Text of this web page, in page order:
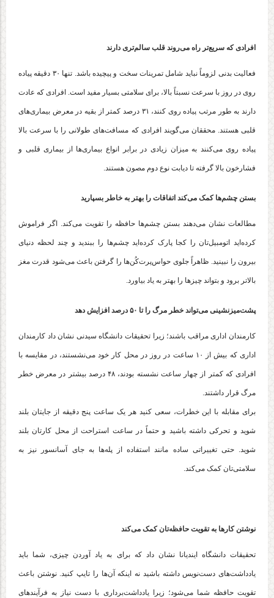
افرادی که سریع‌تر راه می‌روند قلب سالم‌تری دارند
فعالیت بدنی لزوماً نباید شامل تمرینات سخت و پیچیده باشد. تنها ۳۰ دقیقه پیاده
روی در روز با سرعت نسبتاً بالا، برای سلامتی بسیار مفید است. افرادی که عادت
دارند به طور مرتب پیاده روی کنند، ۳۱ درصد کمتر از بقیه در معرض بیماری‌های
قلبی هستند. محققان می‌گویند افرادی که مسافت‌های طولانی را با سرعت بالا
پیاده روی می‌کنند به میزان زیادی در برابر انواع بیماری‌ها از بیماری قلبی و
فشارخون بالا گرفته تا دیابت نوع دوم مصون هستند.
بستن چشم‌ها کمک می‌کند اتفاقات را بهتر به خاطر بسپارید
مطالعات نشان می‌دهند بستن چشم‌ها حافظه را تقویت می‌کند. اگر فراموش
کرده‌اید اتومبیل‌تان را کجا پارک کرده‌اید چشم‌ها را ببندید و چند لحظه دنیای
بیرون را نبینید. ظاهراً جلوی حواس‌پرت‌کُن‌ها را گرفتن باعث می‌شود قدرت مغز
بالاتر برود و بتواند چیزها را بهتر به یاد بیاورد.
پشت‌میزنشینی می‌تواند خطر مرگ را تا ۵۰ درصد افزایش دهد
کارمندان اداری مراقب باشند؛ زیرا تحقیقات دانشگاه سیدنی نشان داد کارمندان
اداری که بیش از ۱۰ ساعت در روز در محل کار خود می‌نشستند، در مقایسه با
افرادی که کمتر از چهار ساعت نشسته بودند، ۴۸ درصد بیشتر در معرض خطر
مرگ قرار داشتند.
برای مقابله با این خطرات، سعی کنید هر یک ساعت پنج دقیقه از جایتان بلند
شوید و تحرکی داشته باشید و حتماً در ساعت استراحت از محل کارتان بلند
شوید. حتی تغییراتی ساده مانند استفاده از پله‌ها به جای آسانسور نیز به
سلامتی‌تان کمک می‌کند.
نوشتن کارها به تقویت حافظه‌تان کمک می‌کند
تحقیقات دانشگاه ایندیانا نشان داد که برای به یاد آوردن چیزی، شما باید
یادداشت‌های دست‌نویس داشته باشید نه اینکه آن‌ها را تایپ کنید. نوشتن باعث
تقویت حافظه شما می‌شود؛ زیرا یادداشت‌برداری با دست نیاز به فرآیندهای